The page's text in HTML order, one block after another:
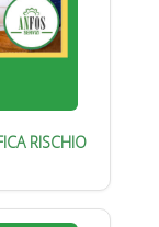
RISCHIO